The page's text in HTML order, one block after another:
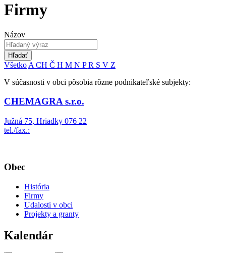
Firmy
Názov
Hľadať
Všetko A CH Č H M N PR S V Z
V súčasnosti v obci pôsobia rôzne podnikateľské subjekty:
CHEMAGRA s.r.o.
Južná 75, Hriadky 076 22
tel./fax.:
Obec
História
Firmy
Udalosti v obci
Projekty a granty
Kalendár